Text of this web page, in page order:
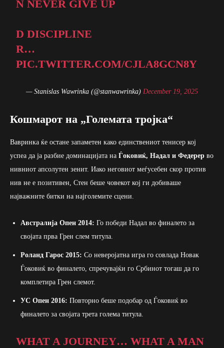
N NEVER GIVE UP
D DISCIPLINE
R…
PIC.TWITTER.COM/CJLA8GCN8Y
— Stanislas Wawrinka (@stanwawrinka) December 19, 2025
Кошмарот на „Големата тројка“
Вавринка ќе остане запаметен како единствениот тенисер кој
успеа да ја разбие доминацијата на Ѓоковиќ, Надал и Федерер во
нивниот апсолутен зенит. Иако неговиот меѓусебен скор против
нив не е позитивен, Стен беше човекот кој ги добиваше
најважните битки на најголемите сцени.
Австралија Опен 2014: Го победи Надал во финалето за
својата прва Грен слем титула.
Роланд Гарос 2015: Со неверојатна игра го совлада Новак
Ѓоковиќ во финалето, спречувајќи го Србинот тогаш да го
комплетира Грен слемот.
УС Опен 2016: Повторно беше подобар од Ѓоковиќ во
финалето за својата трета голема титула.
WHAT A JOURNEY… WHAT A MAN